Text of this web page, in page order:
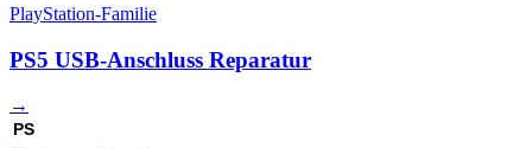
PlayStation-Familie
PS5 USB-Anschluss Reparatur
→
PS